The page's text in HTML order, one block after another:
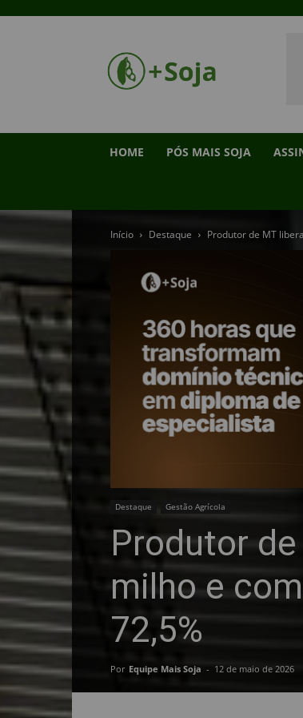
HOME PÓS MAIS SOJA
Início Destaque Produtor de MT
Destaque Gestão Agrícola
Produtor
milho e
72,5%
Por Equipe Mais Soja - 12 de maio de 2026